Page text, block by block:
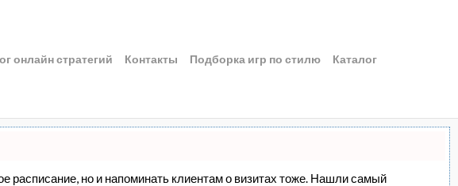
онлайн стратегий Контакты Подборка игр по стилю Каталог
расписание, но и напоминать клиентам о визитах тоже. Нашли самый